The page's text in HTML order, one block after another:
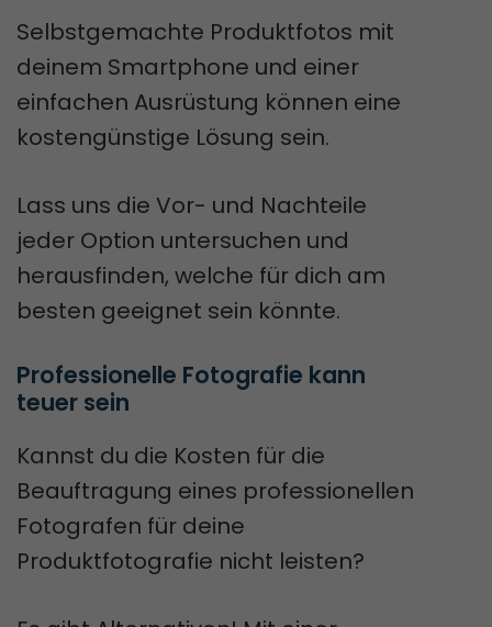
Selbstgemachte Produktfotos mit
deinem Smartphone und einer
einfachen Ausrüstung können eine
kostengünstige Lösung sein.
Lass uns die Vor- und Nachteile
jeder Option untersuchen und
herausfinden, welche für dich am
besten geeignet sein könnte.
Professionelle Fotografie kann
teuer sein
Kannst du die Kosten für die
Beauftragung eines professionellen
Fotografen für deine
Produktfotografie nicht leisten?